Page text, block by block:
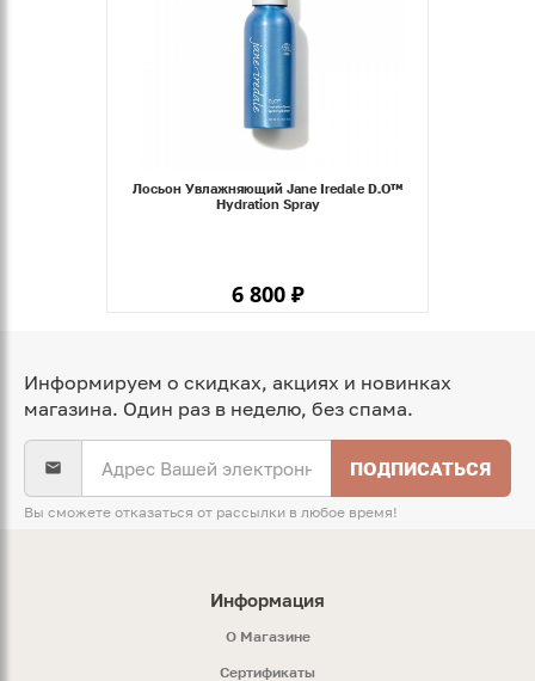
Лосьон Увлажняющий Jane Iredale D₂O™
Hydration Spray
6 800 ₽
Информируем о скидках, акциях и новинках
магазина. Один раз в неделю, без спама.
ПОДПИСАТЬСЯ
Вы сможете отказаться от рассылки в любое время!
Информация
O Магазине
Сертификаты